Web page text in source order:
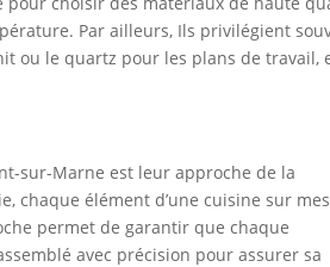
Par ailleurs, Ils privilégient
ou le quartz pour les plans de travail,
sur-Marne est leur approche de la
chaque élément d’une cuisine sur
permet de garantir que chaque
avec précision pour assurer sa